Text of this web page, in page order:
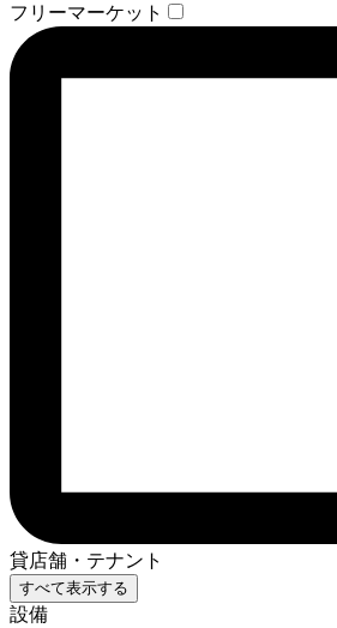
フリーマーケット
貸店舗・テナント
すべて表示する
設備